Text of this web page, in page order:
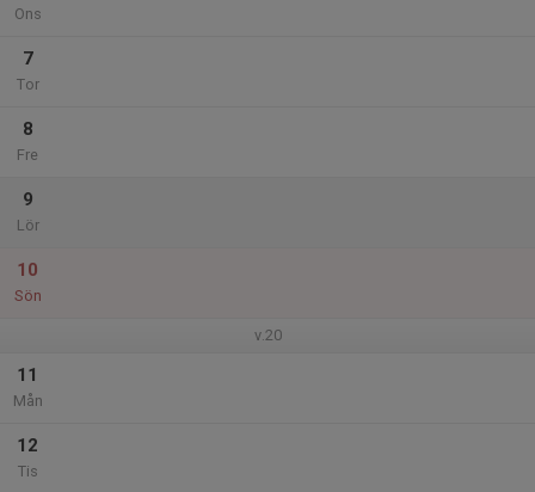
Ons
7
Tor
8
Fre
9
Lör
10
Sön
v.20
11
Mån
12
Tis